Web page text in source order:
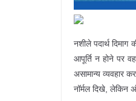
नशीले पदार्थ
आपूर्ति न होने पर
असामान्य व्यवहार
नॉर्मल दिखे, लेकिन